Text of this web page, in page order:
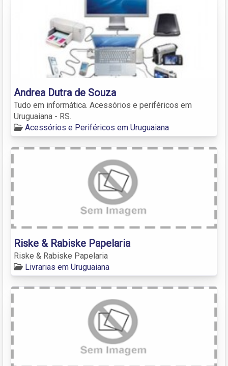
Andrea Dutra de Souza
Tudo em informática. Acessórios e periféricos em
Uruguaiana - RS.
Acessórios e Periféricos em Uruguaiana
Riske & Rabiske Papelaria
Riske & Rabiske Papelaria
Livrarias em Uruguaiana